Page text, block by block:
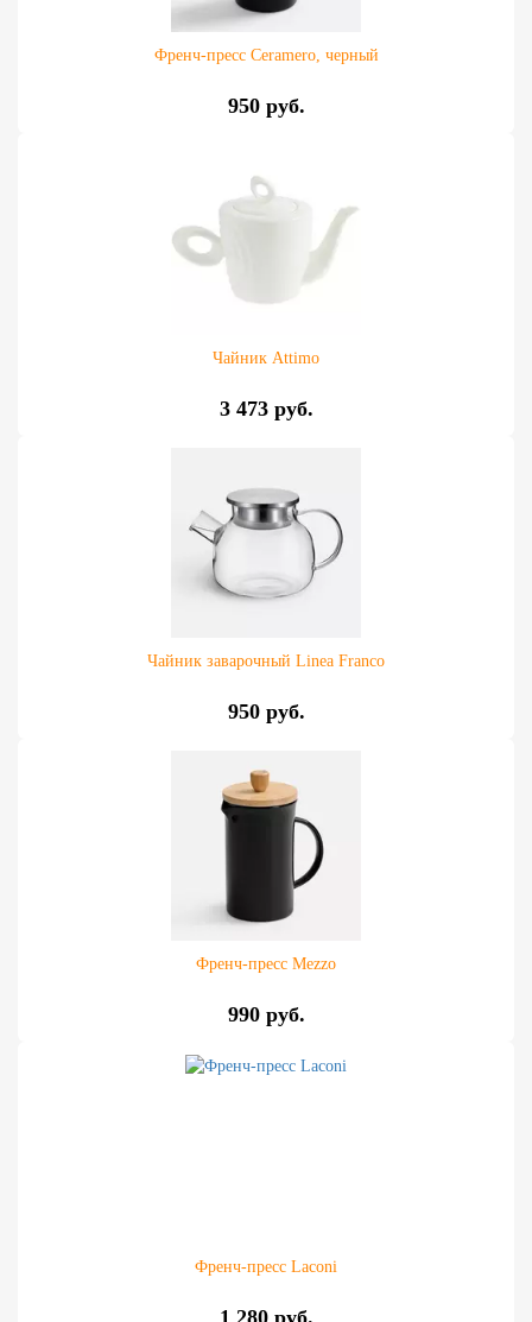
Френч-пресс Ceramero, черный
950 руб.
Чайник Attimo
3 473 руб.
Чайник заварочный Linea Franco
950 руб.
Френч-пресс Mezzo
990 руб.
Френч-пресс Laconi
1 280 руб.